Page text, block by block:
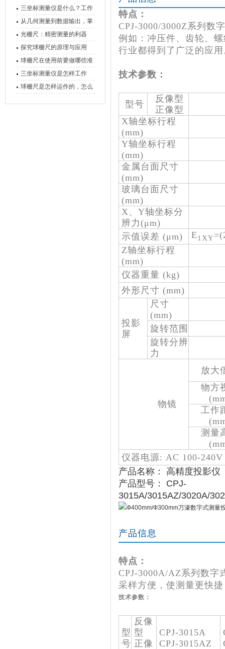
三坐标测量仪是什么？工作
原理、分类与核心功能一次
讲清
从几何测量到数据输出，掌
握万濠影像测量仪的六大核
心能力
光栅尺：精密测量的利器
探究球栅尺的原理与应用
球栅尺在使用前要做哪些准
备工作？
三坐标测量仪是怎样工作
的，功能有什么优势？
球栅尺是怎样运作的，怎么
特点：
CPJ-3000/3000Z系列数
例如：冲压件、齿轮、
行业都得到了广泛的应
技术参数：
型号
反像型
正像型
X轴坐标行程
(mm)
Y轴坐标行程
(mm)
金属台面尺寸
(mm)
玻璃台面尺寸
(mm)
X、Y轴坐标分
辨力(μm)
示值误差 (μm) E1XY
Z轴坐标行程
(mm)
仪器重量 (kg)
外形尺寸 (mm)
投影
屏
尺寸
(mm)
旋转范围
旋转分辨
力
物镜
放大
物方
工作
测量
仪器电源: AC 100-
产品名称： 高精度投影仪
产品型号： CPJ-
3015A/3015AZ/3020A/
产品信息
特点：
CPJ-3000A/AZ系列数字
采样方便，使测量更快
技术参数：
型
号
反像
型
正像
CPJ-3015A
CPJ-3015AZ